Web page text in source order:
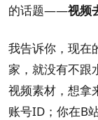
的话题——视频
我告诉你，现在
家，就没有不跟
视频素材，想拿
账号ID；你在B